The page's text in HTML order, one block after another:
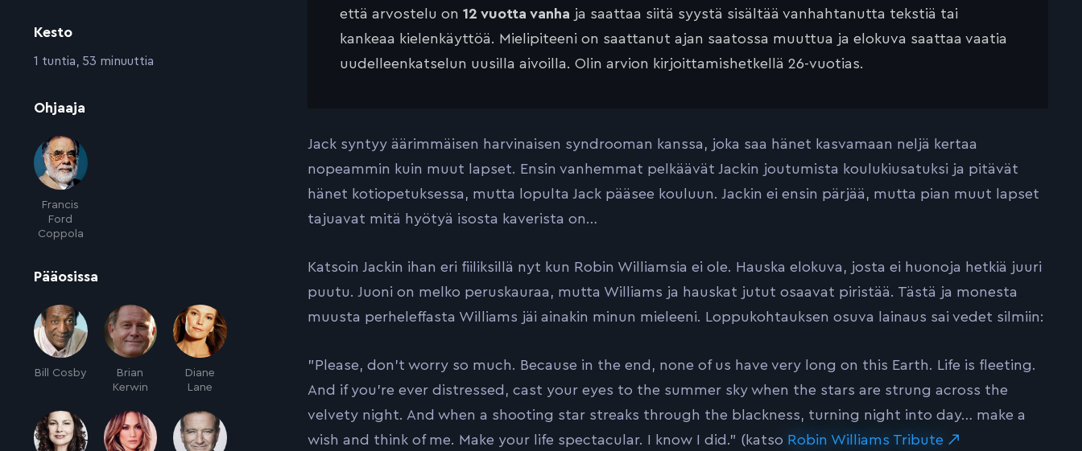
Kesto
:1 tuntia, 53 minuuttia
Ohjaaja
Francis
Ford
Coppola
Pääosissa
Bill Cosby
Brian
Kerwin
Diane
Lane
että arvostelu on 12 vuotta vanha ja saattaa siitä syystä sisältää vanhahtanutta tekstiä tai
kankeaa kielenkäyttöä. Mielipiteeni on saattanut ajan saatossa muuttua ja elokuva saattaa vaatia
uudelleenkatselun uusilla aivoilla. Olin arvion kirjoittamishetkellä 26-vuotias.
Jack syntyy äärimmäisen harvinaisen syndrooman kanssa, joka saa hänet kasvamaan neljä kertaa
nopeammin kuin muut lapset. Ensin vanhemmat pelkäävät Jackin joutumista koulukiusatuksi ja pitävät
hänet kotiopetuksessa, mutta lopulta Jack pääsee kouluun. Jackin ei ensin pärjää, mutta pian muut lapset
tajuavat mitä hyötyä isosta kaverista on…
Katsoin Jackin ihan eri fiiliksillä nyt kun Robin Williamsia ei ole. Hauska elokuva, josta ei huonoja hetkiä juuri
puutu. Juoni on melko peruskauraa, mutta Williams ja hauskat jutut osaavat piristää. Tästä ja monesta
muusta perheleffasta Williams jäi ainakin minun mieleeni. Loppukohtauksen osuva lainaus sai vedet silmiin:
”Please, don’t worry so much. Because in the end, none of us have very long on this Earth. Life is fleeting.
And if you’re ever distressed, cast your eyes to the summer sky when the stars are strung across the
velvety night. And when a shooting star streaks through the blackness, turning night into day… make a
wish and think of me. Make your life spectacular. I know I did.” (katso Robin Williams Tribute